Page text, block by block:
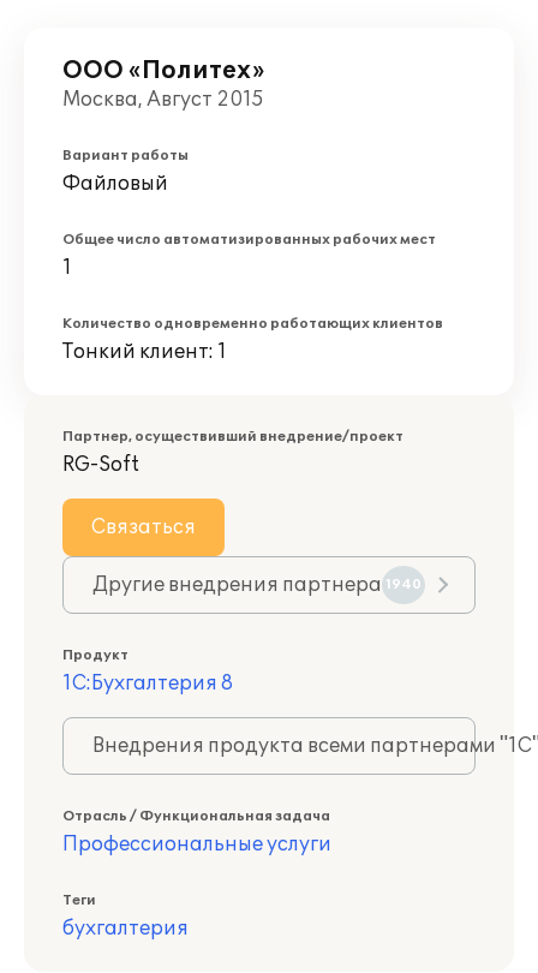
ООО «Политех»
Москва, Август 2015
Вариант работы
Файловый
Общее число автоматизированных рабочих мест
1
Количество одновременно работающих клиентов
Тонкий клиент: 1
Партнер, осуществивший внедрение/проект
RG-Soft
Связаться
Другие внедрения партнера 1940
Продукт
1С:Бухгалтерия 8
Внедрения продукта всеми партнерами
Отрасль / Функциональная задача
Профессиональные услуги
Теги
бухгалтерия